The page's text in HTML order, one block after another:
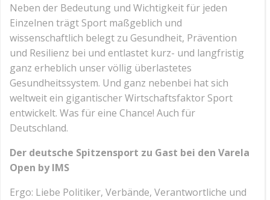
Neben der Bedeutung und Wichtigkeit für jeden
Einzelnen trägt Sport maßgeblich und
wissenschaftlich belegt zu Gesundheit, Prävention
und Resilienz bei und entlastet kurz- und langfristig
ganz erheblich unser völlig überlastetes
Gesundheitssystem. Und ganz nebenbei hat sich
weltweit ein gigantischer Wirtschaftsfaktor Sport
entwickelt. Was für eine Chance! Auch für
Deutschland.
Der deutsche Spitzensport zu Gast bei den Varela
Open by IMS
Ergo: Liebe Politiker, Verbände, Verantwortliche und